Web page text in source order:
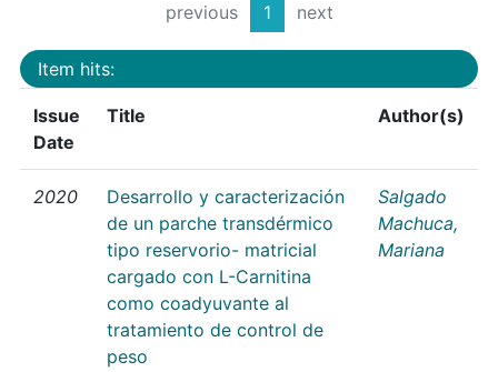
previous 1 next
Item hits:
Issue
Date
Title Author(s)
2020
Desarrollo y caracterización
de un parche transdérmico
tipo reservorio- matricial
cargado con L-Carnitina
como coadyuvante al
tratamiento de control de
peso
Salgado
Machuca,
Mariana